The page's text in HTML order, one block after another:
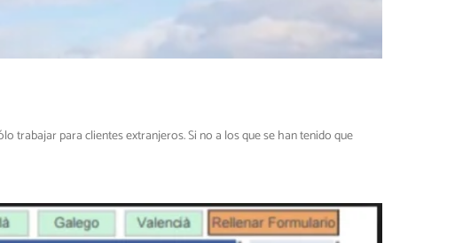
trabajar para clientes extranjeros. Si no a los que se han tenido que